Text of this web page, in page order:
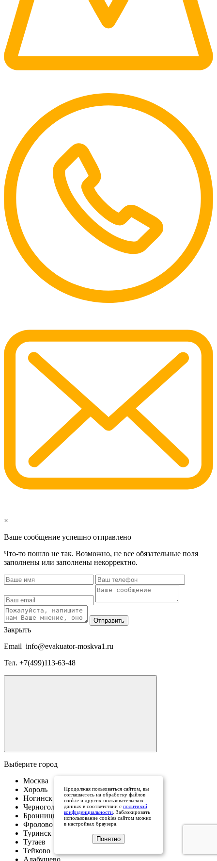
×
Ваше сообщение успешно отправлено
Что-то пошло не так. Возможно, не все обязательные поля
заполнены или заполнены некорректно.
Отправить
Закрыть
Email info@evakuator-moskva1.ru
Тел. +7(499)113-63-48
Выберите город
Москва
Хороль
Ногинск
Черноголовка
Бронницы
Фролово
Туринск
Тутаев
Тейково
Продолжая пользоваться сайтом, вы
соглашаетесь на обработку файлов
cookie и других пользовательских
данных в соответствии с политикой
конфиденциальности . Заблокировать
использование cookies сайтом можно
в настройках браузера.
Понятно